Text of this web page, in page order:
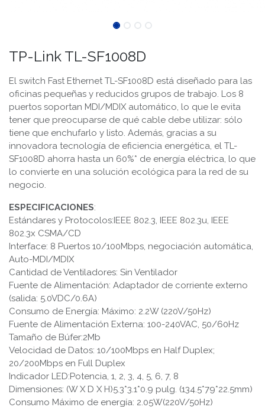
TP-Link TL-SF1008D
El switch Fast Ethernet TL-SF1008D está diseñado para las
oficinas pequeñas y reducidos grupos de trabajo. Los 8
puertos soportan MDI/MDIX automático, lo que le evita
tener que preocuparse de qué cable debe utilizar: sólo
tiene que enchufarlo y listo. Además, gracias a su
innovadora tecnología de eficiencia energética, el TL-
SF1008D ahorra hasta un 60%* de energía eléctrica, lo que
lo convierte en una solución ecológica para la red de su
negocio.
ESPECIFICACIONES:
Estándares y Protocolos:IEEE 802.3, IEEE 802.3u, IEEE
802.3x CSMA/CD
Interface: 8 Puertos 10/100Mbps, negociación automática,
Auto-MDI/MDIX
Cantidad de Ventiladores: Sin Ventilador
Fuente de Alimentación: Adaptador de corriente externo
(salida: 5.0VDC/0.6A)
Consumo de Energía: Máximo: 2.2W (220V/50Hz)
Fuente de Alimentación Externa: 100-240VAC, 50/60Hz
Tamaño de Búfer:2Mb
Velocidad de Datos: 10/100Mbps en Half Duplex;
20/200Mbps en Full Duplex
Indicador LED:Potencia, 1, 2, 3, 4, 5, 6, 7, 8
Dimensiones: (W X D X H)5.3*3.1*0.9 pulg. (134.5*79*22.5mm)
Consumo Máximo de energía: 2.05W(220V/50Hz)